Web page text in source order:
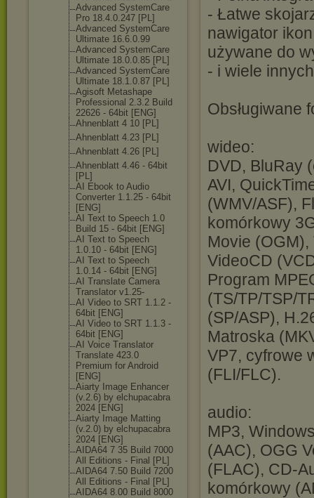
Advanced SystemCare
Pro 18.4.0.247 [PL]
Advanced SystemCare
Ultimate 16.6.0.99
Advanced SystemCare
Ultimate 18.0.0.85 [PL]
Advanced SystemCare
Ultimate 18.1.0.87 [PL]
Agisoft Metashape
Professional 2.3.2 Build
22626 - 64bit [ENG]
Ahnenblatt 4 10 [PL]
Ahnenblatt 4.23 [PL]
Ahnenblatt 4.26 [PL]
Ahnenblatt 4.46 - 64bit
[PL]
AI Ebook to Audio
Converter 1.1.25 - 64bit
[ENG]
AI Text to Speech 1.0
Build 15 - 64bit [ENG]
AI Text to Speech
1.0.10 - 64bit [ENG]
AI Text to Speech
1.0.14 - 64bit [ENG]
AI Translate Camera
Translator v1.25-
AI Video to SRT 1.1.2 -
64bit [ENG]
AI Video to SRT 1.1.3 -
64bit [ENG]
AI Voice Translator
Translate 423.0
Premium for Android
[ENG]
Aiarty Image Enhancer
(v.2.6) by elchupacabra
2024 [ENG]
Aiarty Image Matting
(v.2.0) by elchupacabra
2024 [ENG]
AIDA64 7 35 Build 7000
All Editions - Final [PL]
AIDA64 7.50 Build 7200
All Editions - Final [PL]
AIDA64 8.00 Build 8000
- Łatwe
nawigator
używane do
- i wiele
Obsługiwane
wideo:
DVD, BluRay
AVI,
(WMV/ASF),
komórkowy
Movie
VideoCD
Program
(TS/TP/TSP/
(SP/ASP),
Matroska
VP7, cyfrowe
(FLI/FLC).
audio:
MP3,
(AAC), OGG
(FLAC), CD-
komórkowy